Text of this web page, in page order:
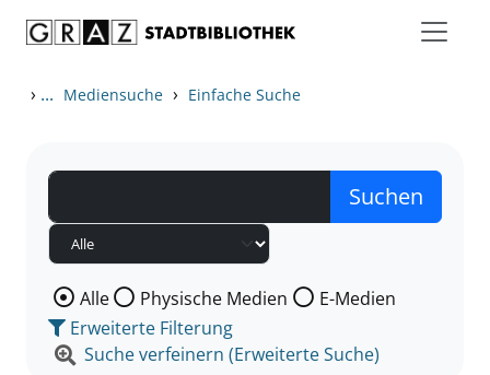
› ... Mediensuche › Einfache Suche
Wählen Sie die Medienart nach der Sie suchen wollen.
Alle Physische Medien
E-Medien
Erweiterte Filterung
Suche verfeinern (Erweiterte Suche)